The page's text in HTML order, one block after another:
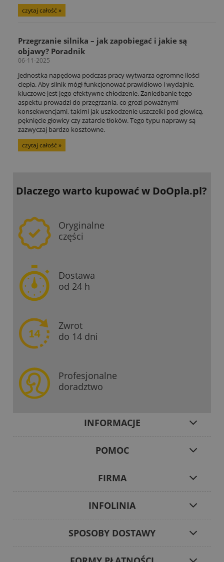
czytaj całość »
Przegrzanie silnika – jak zapobiegać i jakie są
objawy? Poradnik
06-11-2025
Jednostka napędowa podczas pracy wytwarza ogromne ilości
ciepła. Aby silnik mógł funkcjonować prawidłowo i wydajnie,
kluczowe jest jego efektywne chłodzenie. Zaniedbanie tego
aspektu prowadzi do przegrzania, co grozi poważnymi
konsekwencjami, takimi jak uszkodzenie uszczelki pod głowicą,
pęknięcie głowicy czy zatarcie tłoków. Tego typu naprawy są
zazwyczaj bardzo kosztowne.
czytaj całość »
Dlaczego warto kupowaćw DoOpla.pl?
Oryginalne
części
Dostawa
od 24 h
Zwrot
do 14 dni
Profesjonalne
doradztwo
INFORMACJE
POMOC
FIRMA
INFOLINIA
SPOSOBY DOSTAWY